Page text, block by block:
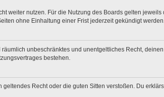
weiter nutzen. Für die Nutzung des Boards gelten
ohne Einhaltung einer Frist jederzeit gekündigt
unbeschränktes und unentgeltliches Recht,
bestehen.
Recht oder die guten Sitten verstoßen. Du